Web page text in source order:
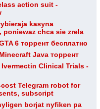
action suit -
kasyna
poniewaz chca sie zrela
6 торрент бесплатно
Java торрент
Clinical Trials -
cost Telegram robot for
subscript
borjat nyfiken pa